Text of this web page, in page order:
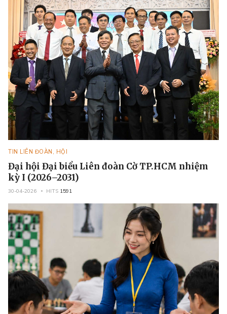
TIN LIÊN ĐOÀN, HỘI
Đại hội Đại biểu Liên đoàn Cờ TP.HCM nhiệm
kỳ I (2026–2031)
30-04-2026 HITS 1591